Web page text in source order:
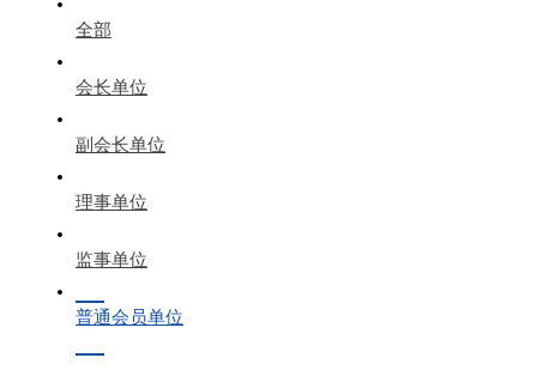
全部
会长单位
副会长单位
理事单位
监事单位
普通会员单位